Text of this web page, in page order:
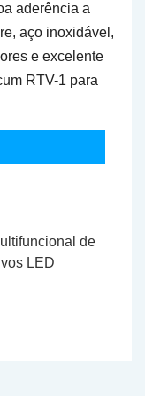
aderência a
aço inoxidável,
e excelente
RTV-1 para